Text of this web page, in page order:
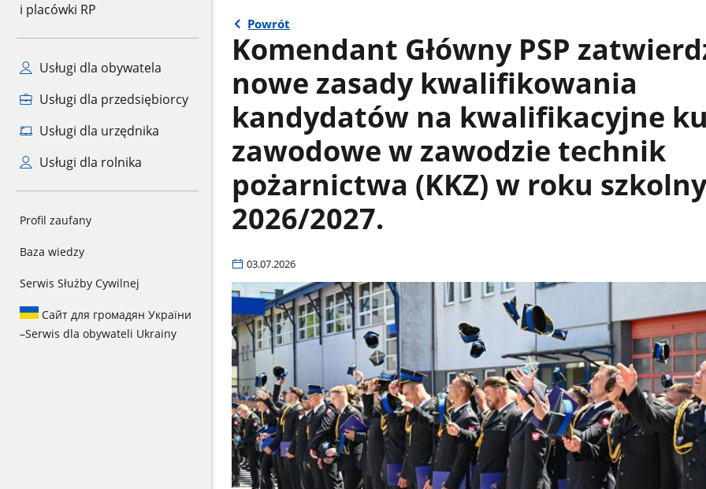
i placówki RP
Usługi dla obywatela
Usługi dla przedsiębiorcy
Usługi dla urzędnika
Usługi dla rolnika
Profil zaufany
Baza wiedzy
Serwis Służby Cywilnej
Сайт для громадян України
–Serwis dla obywateli Ukrainy
Powrót
Komendant Główny PSP
nowe zasady kwalifikowania
kandydatów na kwalifikacyjne
zawodowe w zawodzie technik
pożarnictwa (KKZ) w roku
2026/2027.
03.07.2026